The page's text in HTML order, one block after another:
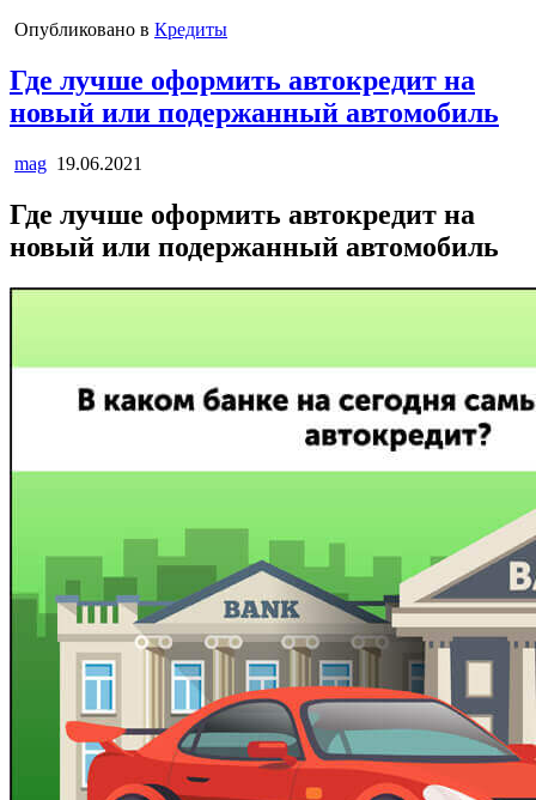
Опубликовано в Кредиты
Где лучше оформить автокредит на
новый или подержанный автомобиль
mag 19.06.2021
Где лучше оформить автокредит на
новый или подержанный автомобиль